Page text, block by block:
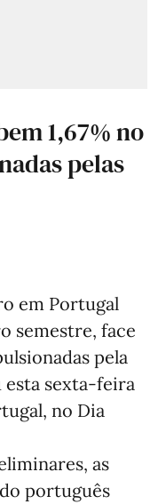
1,67% no
pelas
em Portugal
semestre, face
pela
esta sexta-feira
no Dia
as
português